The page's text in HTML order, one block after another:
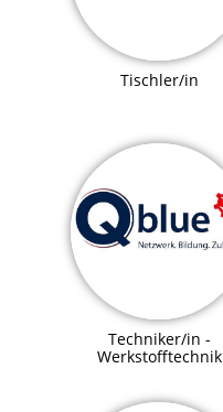
Tischler/in
Techniker/in -
Werkstofftechnik